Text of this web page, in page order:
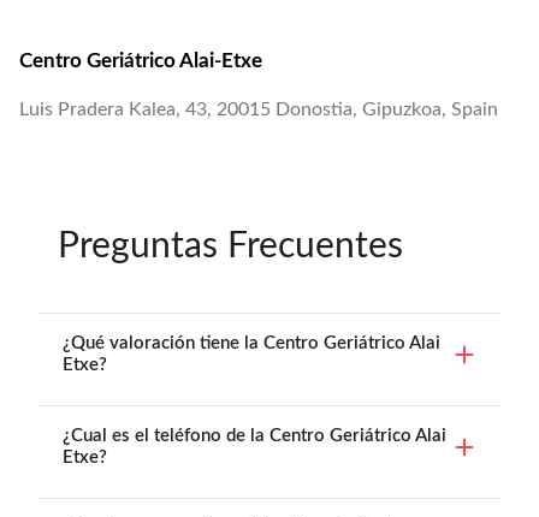
Centro Geriátrico Alai-Etxe
Luis Pradera Kalea, 43, 20015 Donostia, Gipuzkoa, Spain
Preguntas Frecuentes
¿Qué valoración tiene la Centro Geriátrico Alai
Etxe?
¿Cual es el teléfono de la Centro Geriátrico Alai
Etxe?